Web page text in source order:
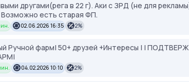
другами(рега в 22 г). Аки с ЗРД (не для
Возможно есть старая ФП.
02.06.2026 16:35 2%
Ручной фарм| 50+ друзей +Интересы | |
04.02.2026 10:10 2%